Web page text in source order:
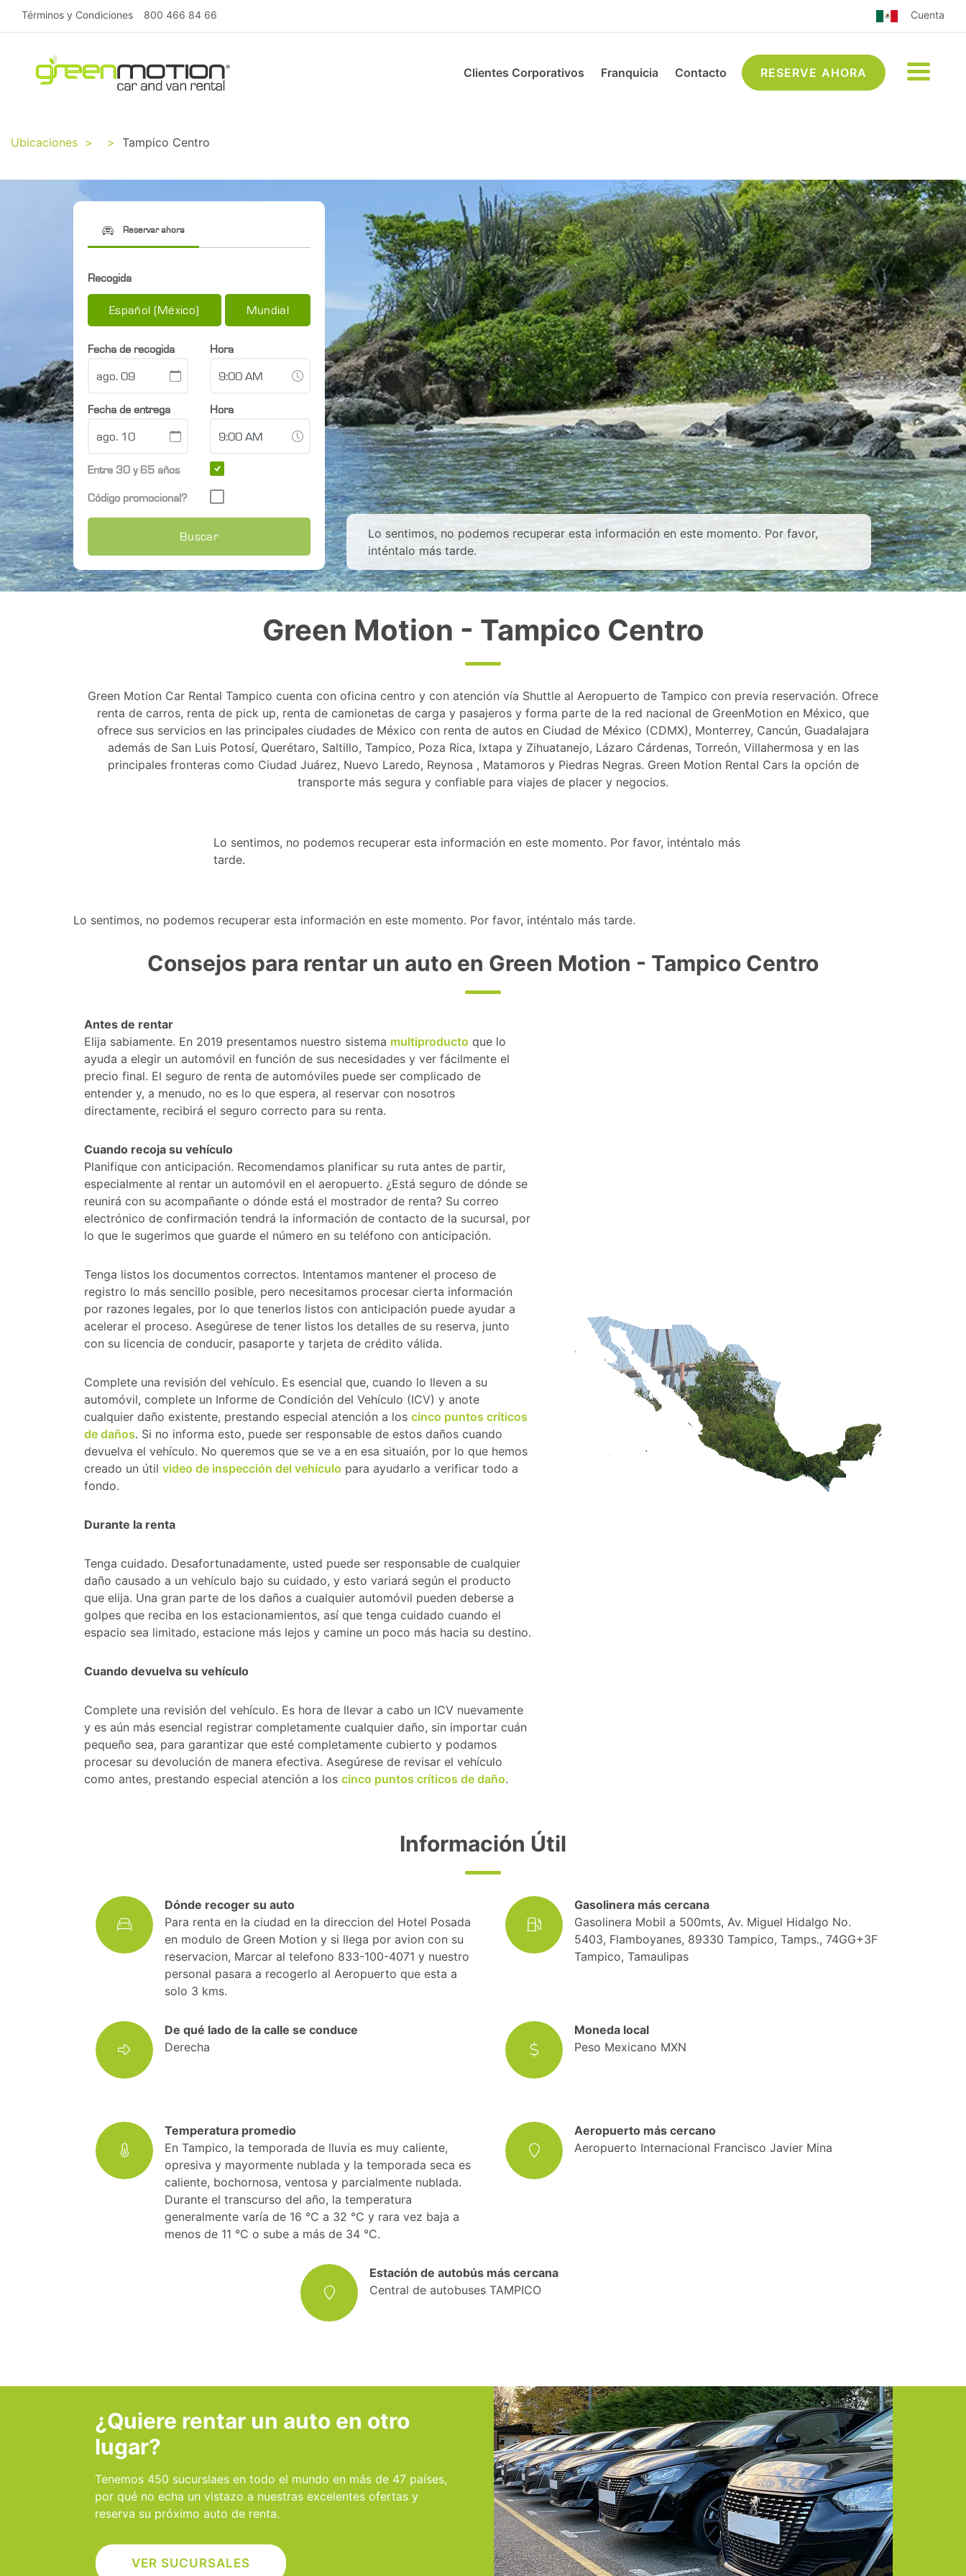
Términos y Condiciones 800 466 84 66 Cuenta
Clientes Corporativos Franquicia Contacto RESERVE AHORA
Ubicaciones > > Tampico Centro
Reservar ahora
Recogida
Español (México) Mundial
Fecha de recogida Hora
Fecha de entrega Hora
Entre 30 y 65 años
Código promocional?
Buscar
Lo sentimos, no podemos recuperar esta información en este momento. Por favor,
inténtalo más tarde.
Green Motion - Tampico Centro
Green Motion Car Rental Tampico cuenta con oficina centro y con atención vía Shuttle al Aeropuerto de Tampico con previa reservación. Ofrece
renta de carros, renta de pick up, renta de camionetas de carga y pasajeros y forma parte de la red nacional de GreenMotion en México, que
ofrece sus servicios en las principales ciudades de México con renta de autos en Ciudad de México (CDMX), Monterrey, Cancún, Guadalajara
además de San Luis Potosí, Querétaro, Saltillo, Tampico, Poza Rica, Ixtapa y Zihuatanejo, Lázaro Cárdenas, Torreón, Villahermosa y en las
principales fronteras como Ciudad Juárez, Nuevo Laredo, Reynosa , Matamoros y Piedras Negras. Green Motion Rental Cars la opción de
transporte más segura y confiable para viajes de placer y negocios.
Lo sentimos, no podemos recuperar esta información en este momento. Por favor, inténtalo más
tarde.
Lo sentimos, no podemos recuperar esta información en este momento. Por favor, inténtalo más tarde.
Consejos para rentar un auto en Green Motion - Tampico Centro
Antes de rentar
Elija sabiamente. En 2019 presentamos nuestro sistema multiproducto que lo
ayuda a elegir un automóvil en función de sus necesidades y ver fácilmente el
precio final. El seguro de renta de automóviles puede ser complicado de
entender y, a menudo, no es lo que espera, al reservar con nosotros
directamente, recibirá el seguro correcto para su renta.
Cuando recoja su vehículo
Planifique con anticipación. Recomendamos planificar su ruta antes de partir,
especialmente al rentar un automóvil en el aeropuerto. ¿Está seguro de dónde se
reunirá con su acompañante o dónde está el mostrador de renta? Su correo
electrónico de confirmación tendrá la información de contacto de la sucursal, por
lo que le sugerimos que guarde el número en su teléfono con anticipación.
Tenga listos los documentos correctos. Intentamos mantener el proceso de
registro lo más sencillo posible, pero necesitamos procesar cierta información
por razones legales, por lo que tenerlos listos con anticipación puede ayudar a
acelerar el proceso. Asegúrese de tener listos los detalles de su reserva, junto
con su licencia de conducir, pasaporte y tarjeta de crédito válida.
Complete una revisión del vehículo. Es esencial que, cuando lo lleven a su
automóvil, complete un Informe de Condición del Vehículo (ICV) y anote
cualquier daño existente, prestando especial atención a los cinco puntos críticos
de daños. Si no informa esto, puede ser responsable de estos daños cuando
devuelva el vehículo. No queremos que se ve a en esa situaión, por lo que hemos
creado un útil video de inspección del vehículo para ayudarlo a verificar todo a
fondo.
Durante la renta
Tenga cuidado. Desafortunadamente, usted puede ser responsable de cualquier
daño causado a un vehículo bajo su cuidado, y esto variará según el producto
que elija. Una gran parte de los daños a cualquier automóvil pueden deberse a
golpes que reciba en los estacionamientos, así que tenga cuidado cuando el
espacio sea limitado, estacione más lejos y camine un poco más hacia su destino.
Cuando devuelva su vehículo
Complete una revisión del vehículo. Es hora de llevar a cabo un ICV nuevamente
y es aún más esencial registrar completamente cualquier daño, sin importar cuán
pequeño sea, para garantizar que esté completamente cubierto y podamos
procesar su devolución de manera efectiva. Asegúrese de revisar el vehículo
como antes, prestando especial atención a los cinco puntos críticos de daño.
Información Útil
Dónde recoger su auto
Para renta en la ciudad en la direccion del Hotel Posada
en modulo de Green Motion y si llega por avion con su
reservacion, Marcar al telefono 833-100-4071 y nuestro
personal pasara a recogerlo al Aeropuerto que esta a
solo 3 kms.
Gasolinera más cercana
Gasolinera Mobil a 500mts, Av. Miguel Hidalgo No.
5403, Flamboyanes, 89330 Tampico, Tamps., 74GG+3F
Tampico, Tamaulipas
De qué lado de la calle se conduce
Derecha
Moneda local
Peso Mexicano MXN
Temperatura promedio
En Tampico, la temporada de lluvia es muy caliente,
opresiva y mayormente nublada y la temporada seca es
caliente, bochornosa, ventosa y parcialmente nublada.
Durante el transcurso del año, la temperatura
generalmente varía de 16 °C a 32 °C y rara vez baja a
menos de 11 °C o sube a más de 34 °C.
Aeropuerto más cercano
Aeropuerto Internacional Francisco Javier Mina
Estación de autobús más cercana
Central de autobuses TAMPICO
¿Quiere rentar un auto en otro
lugar?
Tenemos 450 sucurslaes en todo el mundo en más de 47 países,
por qué no echa un vistazo a nuestras excelentes ofertas y
reserva su próximo auto de renta.
VER SUCURSALES